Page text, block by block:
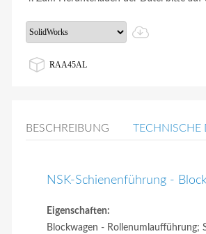
RAA45AL
BESCHREIBUNG TECHNISCHE
NSK-Schienenführung -
Eigenschaften:
Blockwagen - Rollenumlaufführung;